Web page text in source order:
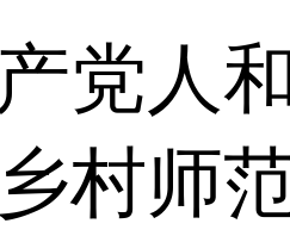
人和
村师